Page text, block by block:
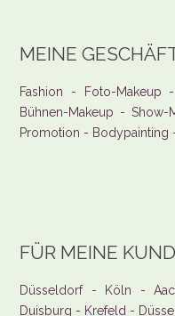
MEINE
Fashion - Foto-Makeup
Bühnen-Makeup -
Promotion - Bodypainting
FÜR MEINE
Düsseldorf - Köln -
Duisburg - Krefeld -